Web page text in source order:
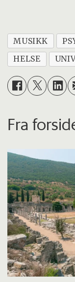
MUSIKK
HELSE
Fra